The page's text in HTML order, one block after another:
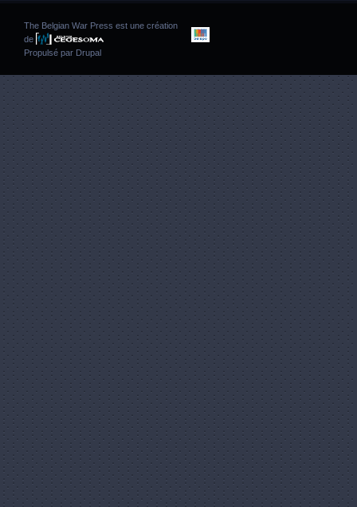
The Belgian War Press est une création
de
Propulsé par Drupal